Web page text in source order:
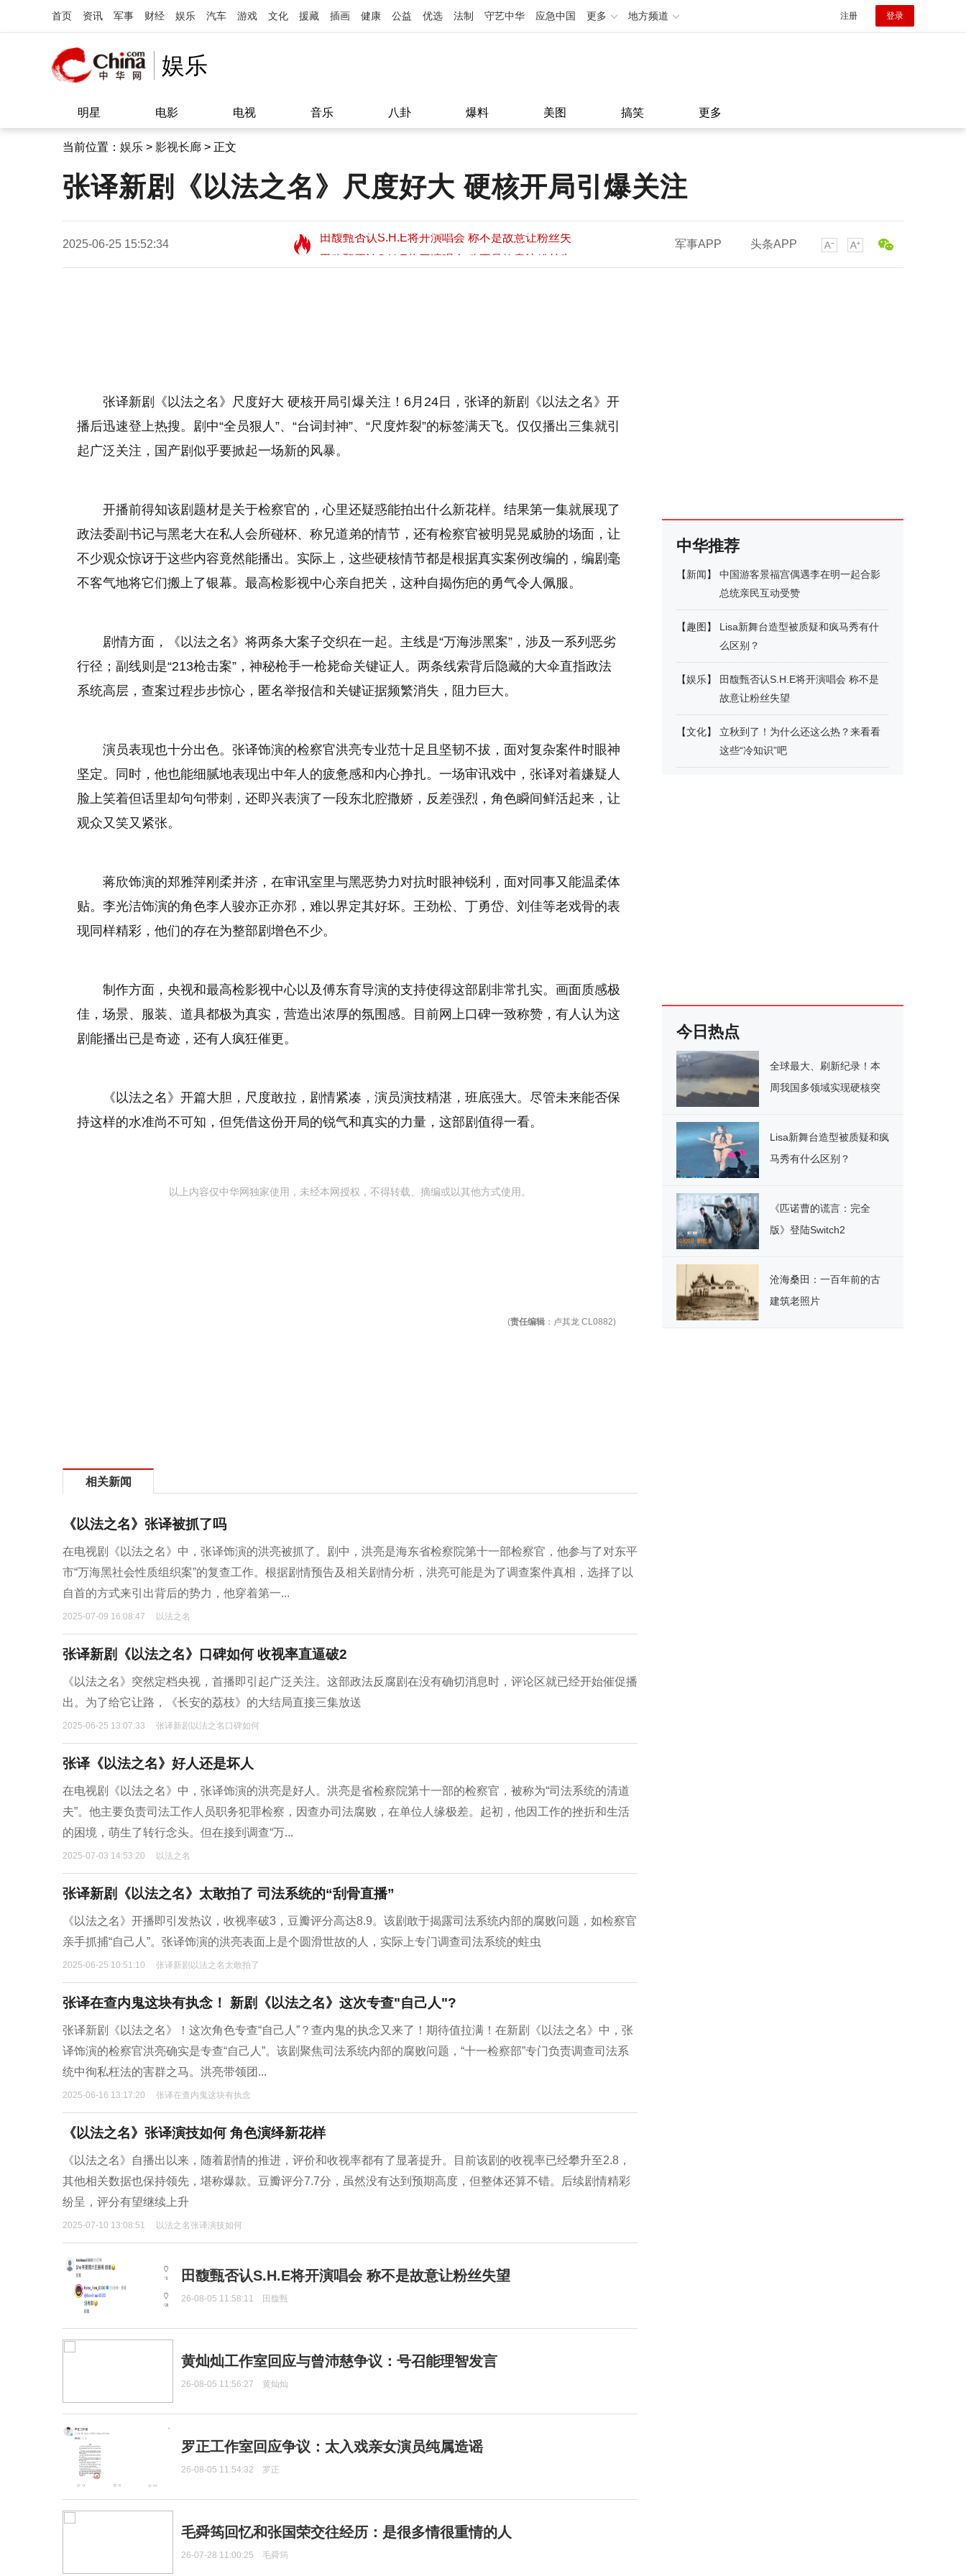
首页 资讯 军事 财经 娱乐 汽车 游戏 文化 援藏 插画 健康 公益 优选 法制 守艺中华 应急中国 更多 地方频道 注册 登录
娱乐
明星 电影 电视 音乐 八卦 爆料 美图 搞笑 更多
当前位置： 娱乐 > 影视长廊 > 正文
张译新剧《以法之名》尺度好大 硬核开局引爆关注
2025-06-25 15:52:34
田馥甄否认S.H.E将开演唱会 称不是故意让粉丝失
望11:08
田馥甄否认S.H.E将开演唱会 称不是故意让粉丝失
军事APP 头条APP
张译新剧《以法之名》尺度好大 硬核开局引爆关注！6月24日，张译的新剧《以法之名》开
播后迅速登上热搜。剧中“全员狠人”、“台词封神”、“尺度炸裂”的标签满天飞。仅仅播出三集就引
起广泛关注，国产剧似乎要掀起一场新的风暴。
开播前得知该剧题材是关于检察官的，心里还疑惑能拍出什么新花样。结果第一集就展现了
政法委副书记与黑老大在私人会所碰杯、称兄道弟的情节，还有检察官被明晃晃威胁的场面，让
不少观众惊讶于这些内容竟然能播出。实际上，这些硬核情节都是根据真实案例改编的，编剧毫
不客气地将它们搬上了银幕。最高检影视中心亲自把关，这种自揭伤疤的勇气令人佩服。
剧情方面，《以法之名》将两条大案子交织在一起。主线是“万海涉黑案”，涉及一系列恶劣
行径；副线则是“213枪击案”，神秘枪手一枪毙命关键证人。两条线索背后隐藏的大伞直指政法
系统高层，查案过程步步惊心，匿名举报信和关键证据频繁消失，阻力巨大。
演员表现也十分出色。张译饰演的检察官洪亮专业范十足且坚韧不拔，面对复杂案件时眼神
坚定。同时，他也能细腻地表现出中年人的疲惫感和内心挣扎。一场审讯戏中，张译对着嫌疑人
脸上笑着但话里却句句带刺，还即兴表演了一段东北腔撒娇，反差强烈，角色瞬间鲜活起来，让
观众又笑又紧张。
蒋欣饰演的郑雅萍刚柔并济，在审讯室里与黑恶势力对抗时眼神锐利，面对同事又能温柔体
贴。李光洁饰演的角色李人骏亦正亦邪，难以界定其好坏。王劲松、丁勇岱、刘佳等老戏骨的表
现同样精彩，他们的存在为整部剧增色不少。
制作方面，央视和最高检影视中心以及傅东育导演的支持使得这部剧非常扎实。画面质感极
佳，场景、服装、道具都极为真实，营造出浓厚的氛围感。目前网上口碑一致称赞，有人认为这
剧能播出已是奇迹，还有人疯狂催更。
《以法之名》开篇大胆，尺度敢拉，剧情紧凑，演员演技精湛，班底强大。尽管未来能否保
持这样的水准尚不可知，但凭借这份开局的锐气和真实的力量，这部剧值得一看。
以上内容仅中华网独家使用，未经本网授权，不得转载、摘编或以其他方式使用。
(责任编辑 ：卢其龙 CL0882)
相关新闻
《以法之名》张译被抓了吗
在电视剧《以法之名》中，张译饰演的洪亮被抓了。剧中，洪亮是海东省检察院第十一部检察官，他参与了对东平
市“万海黑社会性质组织案”的复查工作。根据剧情预告及相关剧情分析，洪亮可能是为了调查案件真相，选择了以
自首的方式来引出背后的势力，他穿着第一...
2025-07-09 16:08:47 以法之名
张译新剧《以法之名》口碑如何 收视率直逼破2
《以法之名》突然定档央视，首播即引起广泛关注。这部政法反腐剧在没有确切消息时，评论区就已经开始催促播
出。为了给它让路，《长安的荔枝》的大结局直接三集放送
2025-06-25 13:07:33 张译新剧以法之名口碑如何
张译《以法之名》好人还是坏人
在电视剧《以法之名》中，张译饰演的洪亮是好人。洪亮是省检察院第十一部的检察官，被称为“司法系统的清道
夫”。他主要负责司法工作人员职务犯罪检察，因查办司法腐败，在单位人缘极差。起初，他因工作的挫折和生活
的困境，萌生了转行念头。但在接到调查“万...
2025-07-03 14:53:20 以法之名
张译新剧《以法之名》太敢拍了 司法系统的“刮骨直播”
《以法之名》开播即引发热议，收视率破3，豆瓣评分高达8.9。该剧敢于揭露司法系统内部的腐败问题，如检察官
亲手抓捕“自己人”。张译饰演的洪亮表面上是个圆滑世故的人，实际上专门调查司法系统的蛀虫
2025-06-25 10:51:10 张译新剧以法之名太敢拍了
张译在查内鬼这块有执念！ 新剧《以法之名》这次专查"自己人"?
张译新剧《以法之名》！这次角色专查“自己人”？查内鬼的执念又来了！期待值拉满！在新剧《以法之名》中，张
译饰演的检察官洪亮确实是专查“自己人”。该剧聚焦司法系统内部的腐败问题，“十一检察部”专门负责调查司法系
统中徇私枉法的害群之马。洪亮带领团...
2025-06-16 13:17:20 张译在查内鬼这块有执念
《以法之名》张译演技如何 角色演绎新花样
《以法之名》自播出以来，随着剧情的推进，评价和收视率都有了显著提升。目前该剧的收视率已经攀升至2.8，
其他相关数据也保持领先，堪称爆款。豆瓣评分7.7分，虽然没有达到预期高度，但整体还算不错。后续剧情精彩
纷呈，评分有望继续上升
2025-07-10 13:08:51 以法之名张译演技如何
田馥甄否认S.H.E将开演唱会 称不是故意让粉丝失望
26-08-05 11:58:11 田馥甄
黄灿灿工作室回应与曾沛慈争议：号召能理智发言
26-08-05 11:56:27 黄灿灿
罗正工作室回应争议：太入戏亲女演员纯属造谣
26-08-05 11:54:32 罗正
毛舜筠回忆和张国荣交往经历：是很多情很重情的人
26-07-28 11:00:25 毛舜筠
中华推荐
【新闻】
中国游客景福宫偶遇李在明一起合影
总统亲民互动受赞
【趣图 】
Lisa新舞台造型被质疑和疯马秀有什
么区别？
【娱乐】
田馥甄否认S.H.E将开演唱会 称不是
故意让粉丝失望
【文化】
立秋到了！为什么还这么热？来看看
这些“冷知识”吧
今日热点
全球最大、刷新纪录！本
周我国多领域实现硬核突
Lisa新舞台造型被质疑和疯
马秀有什么区别？
《匹诺曹的谎言：完全
版》登陆Switch2
沧海桑田：一百年前的古
建筑老照片